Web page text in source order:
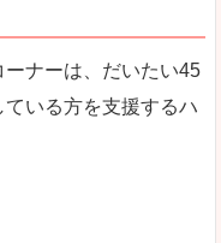
ナーは、だいたい45
いる方を支援するハ